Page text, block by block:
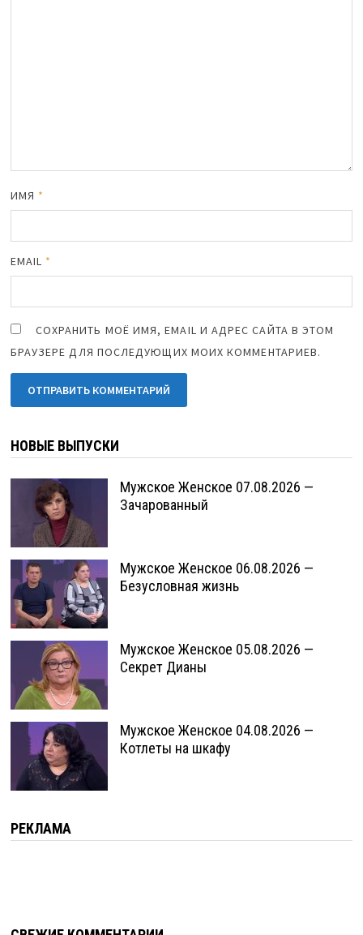
ИМЯ *
EMAIL *
СОХРАНИТЬ МОЁ ИМЯ, EMAIL И АДРЕС САЙТА В ЭТОМ
БРАУЗЕРЕ ДЛЯ ПОСЛЕДУЮЩИХ МОИХ КОММЕНТАРИЕВ.
НОВЫЕ ВЫПУСКИ
Мужское Женское 07.08.2026 —
Зачарованный
Мужское Женское 06.08.2026 —
Безусловная жизнь
Мужское Женское 05.08.2026 —
Секрет Дианы
Мужское Женское 04.08.2026 —
Котлеты на шкафу
РЕКЛАМА